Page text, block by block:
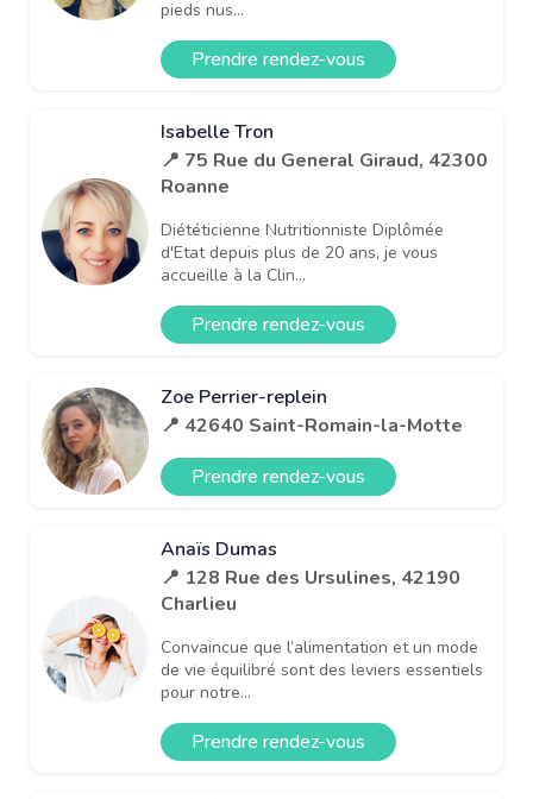
pieds nus...
Prendre rendez-vous
Isabelle Tron
📍 75 Rue du General Giraud, 42300
Roanne
Diététicienne Nutritionniste Diplômée
d'Etat depuis plus de 20 ans, je vous
accueille à la Clin...
Prendre rendez-vous
Zoe Perrier-replein
📍 42640 Saint-Romain-la-Motte
Prendre rendez-vous
Anaïs Dumas
📍 128 Rue des Ursulines, 42190
Charlieu
Convaincue que l’alimentation et un mode
de vie équilibré sont des leviers essentiels
pour notre...
Prendre rendez-vous